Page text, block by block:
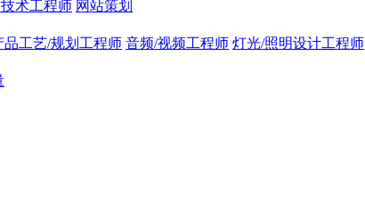
术工程师 网站策划
品工艺/规划工程师 音频/视频工程师 灯光/照明设计工程师